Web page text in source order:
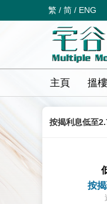
繁 / 简 / ENG
主頁 搵
按揭利息低至
按